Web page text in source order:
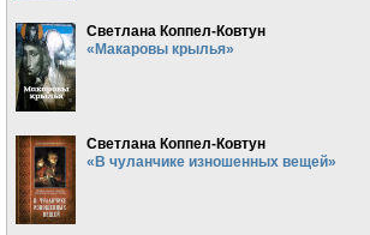
Светлана Коппел-Ковтун
«Макаровы крылья»
Светлана Коппел-Ковтун
«В чуланчике изношенных вещей»